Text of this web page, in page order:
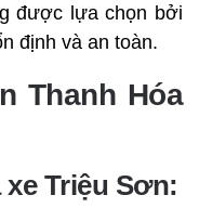
được lựa chọn bởi
định và an toàn.
Thanh Hóa
Triệu Sơn: